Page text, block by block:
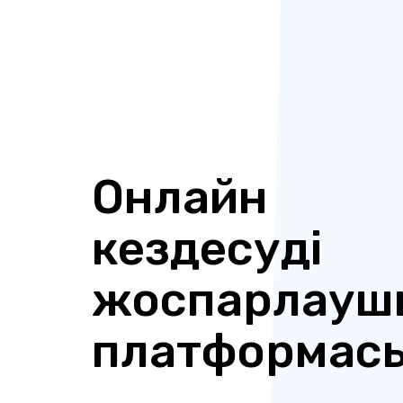
Онлайн
кездесуді